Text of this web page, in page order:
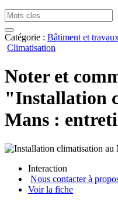
Catégorie : Bâtiment et
Climatisation
Noter et
"Installation
Mans :
Interaction
Nous contacter à
Voir la fiche